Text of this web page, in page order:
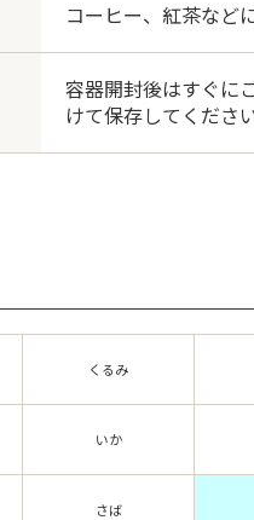
コーヒー、紅茶など
容器開封後はすぐに
けて保存してくださ
くるみ
いか
さば